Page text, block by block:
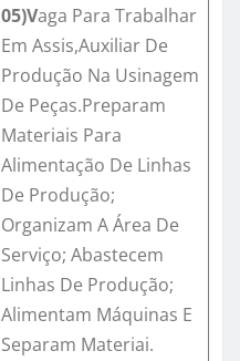
05)Vaga Para Trabalhar
Em Assis,Auxiliar De
Produção Na Usinagem
De Peças.Preparam
Materiais Para
Alimentação De Linhas
De Produção;
Organizam A Área De
Serviço; Abastecem
Linhas De Produção;
Alimentam Máquinas E
Separam Materiai.